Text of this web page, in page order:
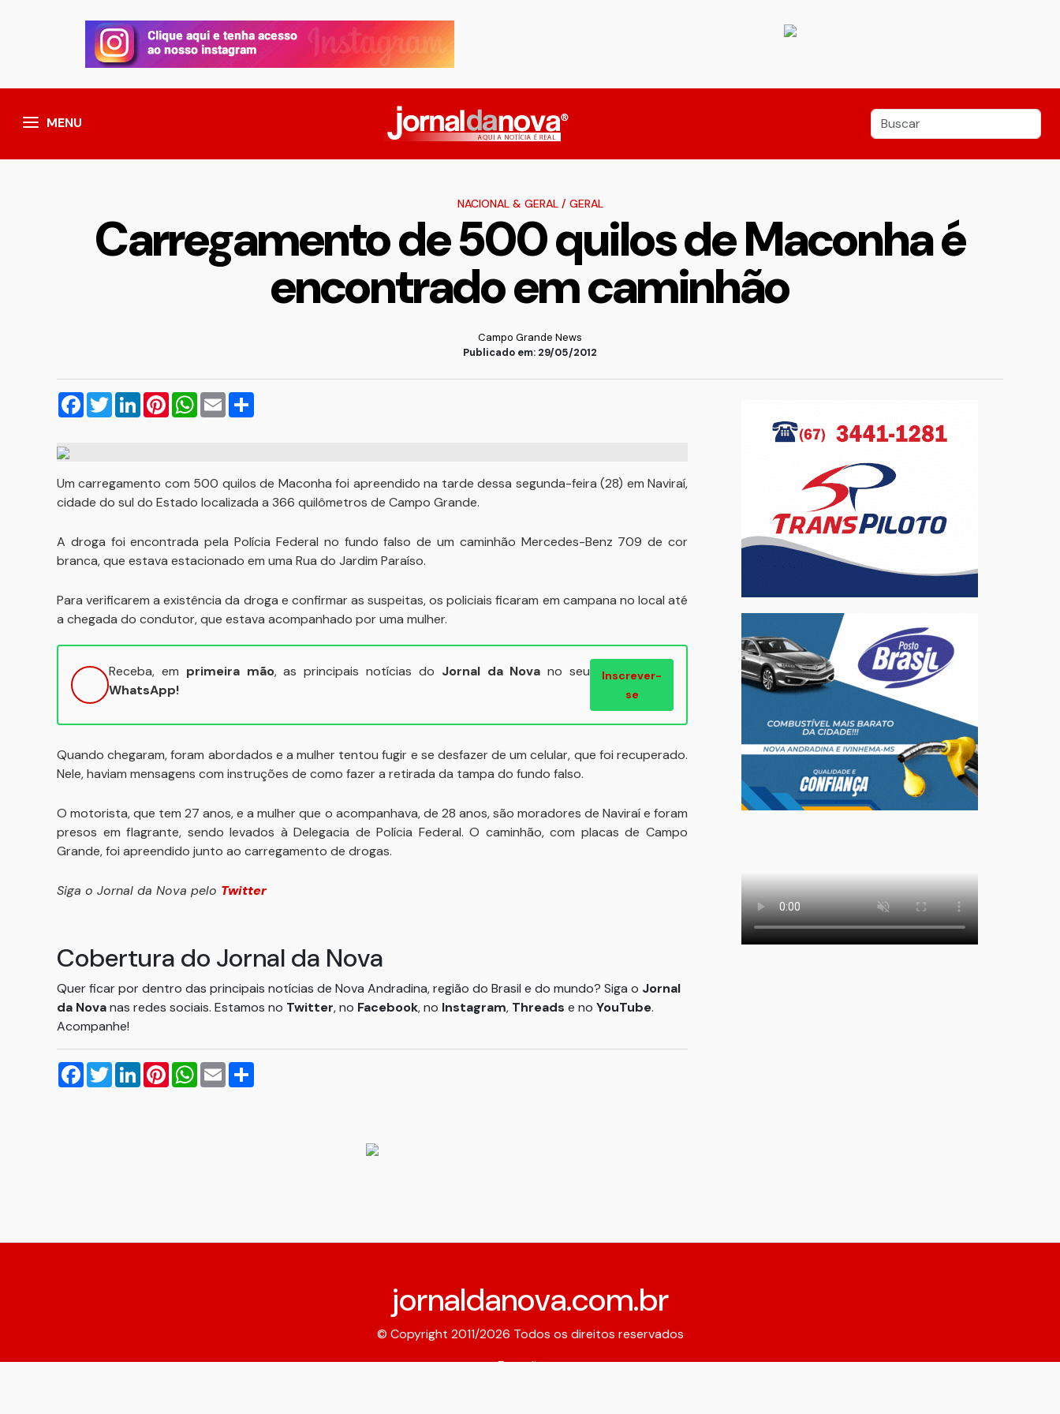
MENU
NACIONAL & GERAL/ GERAL
Carregamento de 500 quilos de Maconha é
encontrado em caminhão
Campo Grande News
Publicado em: 29/05/2012
Facebook
TwitterLinkedInPinterestWhatsApp
Email
Um carregamento com 500 quilos de Maconha foi apreendido na tarde dessa segunda-feira (28) em Naviraí,
cidade do sul do Estado localizada a 366 quilômetros de Campo Grande.
A droga foi encontrada pela Polícia Federal no fundo falso de um caminhão Mercedes-Benz 709 de cor
branca, que estava estacionado em uma Rua do Jardim Paraíso.
Para verificarem a existência da droga e confirmar as suspeitas, os policiais ficaram em campana no local até
a chegada do condutor, que estava acompanhado por uma mulher.
Receba, em primeira mão, as principais notícias do Jornal da Nova no seu
WhatsApp!
Inscrever-
se
Quando chegaram, foram abordados e a mulher tentou fugir e se desfazer de um celular, que foi recuperado.
Nele, haviam mensagens com instruções de como fazer a retirada da tampa do fundo falso.
O motorista, que tem 27 anos, e a mulher que o acompanhava, de 28 anos, são moradores de Naviraí e foram
presos em flagrante, sendo levados à Delegacia de Polícia Federal. O caminhão, com placas de Campo
Grande, foi apreendido junto ao carregamento de drogas.
Siga o Jornal da Nova pelo Twitter
Cobertura do Jornal da Nova
Quer ficar por dentro das principais notícias de Nova Andradina, região do Brasil e do mundo? Siga o Jornal
da Novanas redes sociais. Estamos no Twitter, no Facebook, no Instagram, Threads e no YouTube.
Acompanhe!
Facebook
TwitterLinkedInPinterestWhatsApp
Email
jornaldanova.com.br
© Copyright 2011/2026 Todos os direitos reservados
Expediente